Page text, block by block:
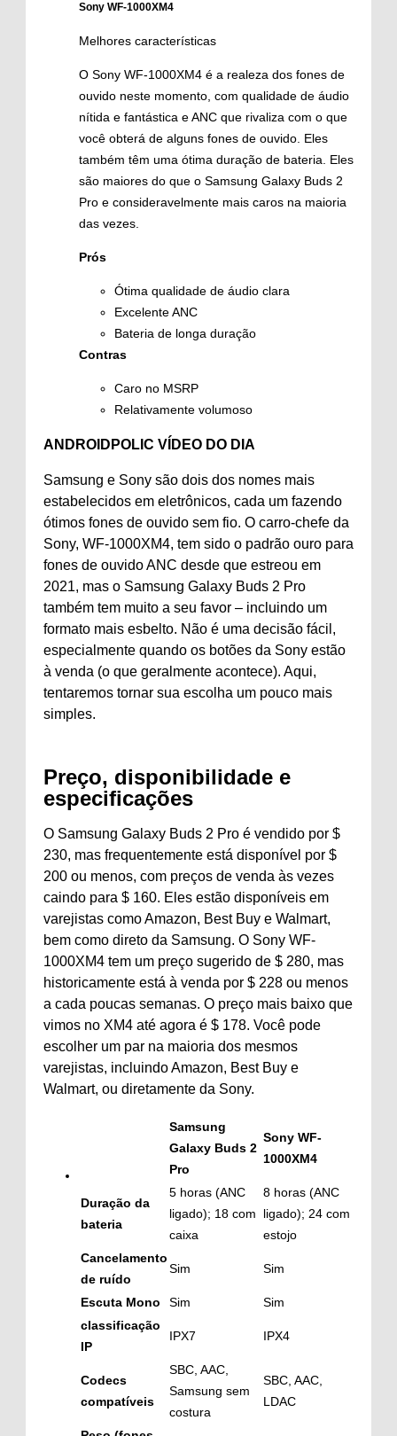
Sony WF-1000XM4
Melhores características
O Sony WF-1000XM4 é a realeza dos fones de
ouvido neste momento, com qualidade de áudio
nítida e fantástica e ANC que rivaliza com o que
você obterá de alguns fones de ouvido. Eles
também têm uma ótima duração de bateria. Eles
são maiores do que o Samsung Galaxy Buds 2
Pro e consideravelmente mais caros na maioria
das vezes.
Prós
Ótima qualidade de áudio clara
Excelente ANC
Bateria de longa duração
Contras
Caro no MSRP
Relativamente volumoso
ANDROIDPOLIC VÍDEO DO DIA
Samsung e Sony são dois dos nomes mais
estabelecidos em eletrônicos, cada um fazendo
ótimos fones de ouvido sem fio. O carro-chefe da
Sony, WF-1000XM4, tem sido o padrão ouro para
fones de ouvido ANC desde que estreou em
2021, mas o Samsung Galaxy Buds 2 Pro
também tem muito a seu favor – incluindo um
formato mais esbelto. Não é uma decisão fácil,
especialmente quando os botões da Sony estão
à venda (o que geralmente acontece). Aqui,
tentaremos tornar sua escolha um pouco mais
simples.
Preço, disponibilidade e
especificações
O Samsung Galaxy Buds 2 Pro é vendido por $
230, mas frequentemente está disponível por $
200 ou menos, com preços de venda às vezes
caindo para $ 160. Eles estão disponíveis em
varejistas como Amazon, Best Buy e Walmart,
bem como direto da Samsung. O Sony WF-
1000XM4 tem um preço sugerido de $ 280, mas
historicamente está à venda por $ 228 ou menos
a cada poucas semanas. O preço mais baixo que
vimos no XM4 até agora é $ 178. Você pode
escolher um par na maioria dos mesmos
varejistas, incluindo Amazon, Best Buy e
Walmart, ou diretamente da Sony.
Samsung
Galaxy Buds 2
Pro
Sony WF-
1000XM4
Duração da
bateria
5 horas (ANC
ligado); 18 com
caixa
8 horas (ANC
ligado); 24 com
estojo
Cancelamento
de ruído
Sim Sim
Escuta Mono Sim
Sim
classificação
IP
IPX7 IPX4
Codecs
compatíveis
SBC, AAC,
Samsung sem
costura
SBC, AAC,
LDAC